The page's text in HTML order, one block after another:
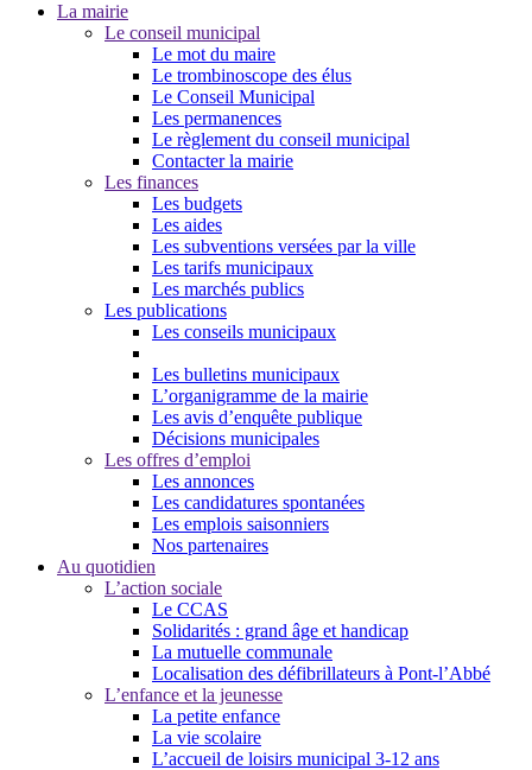
La mairie
Le conseil municipal
Le mot du maire
Le trombinoscope des élus
Le Conseil Municipal
Les permanences
Le règlement du conseil municipal
Contacter la mairie
Les finances
Les budgets
Les aides
Les subventions versées par la ville
Les tarifs municipaux
Les marchés publics
Les publications
Les conseils municipaux
Les bulletins municipaux
L’organigramme de la mairie
Les avis d’enquête publique
Décisions municipales
Les offres d’emploi
Les annonces
Les candidatures spontanées
Les emplois saisonniers
Nos partenaires
Au quotidien
L’action sociale
Le CCAS
Solidarités : grand âge et handicap
La mutuelle communale
Localisation des défibrillateurs à Pont-l’Abbé
L’enfance et la jeunesse
La petite enfance
La vie scolaire
L’accueil de loisirs municipal 3-12 ans